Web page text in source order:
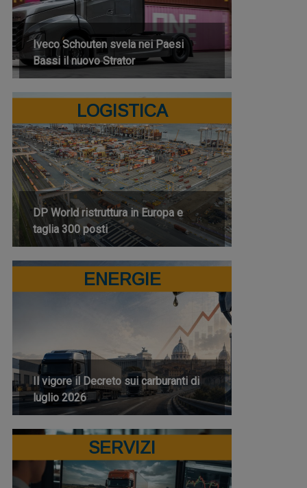
Iveco Schouten svela nei Paesi
Bassi il nuovo Strator
LOGISTICA
DP World ristruttura in Europa e
taglia 300 posti
ENERGIE
Il vigore il Decreto sui carburanti di
luglio 2026
SERVIZI